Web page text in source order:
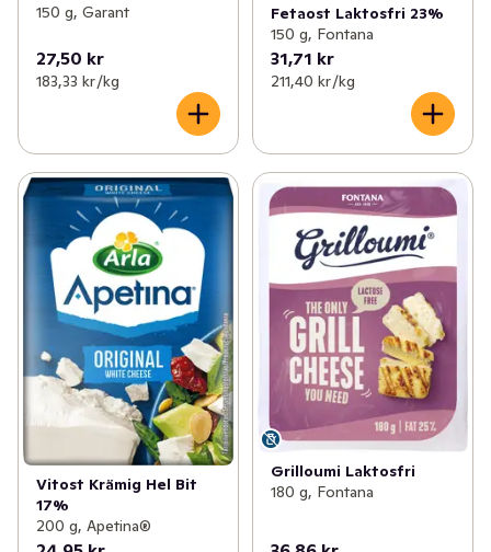
150 g, Garant
27,50 kr
183,33 kr /kg
Fetaost Laktosfri 23%
150 g, Fontana
31,71 kr
211,40 kr /kg
Vitost Krämig Hel Bit
17%
200 g, Apetina®
Grilloumi Laktosfri
180 g, Fontana